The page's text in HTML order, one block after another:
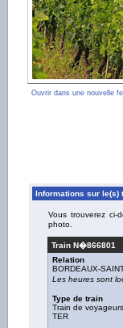
Ouvrir dans une nouvelle
Informations sur le(s)
Vous trouverez
photo.
Train N�866801
Relation
BORDEAUX-
Les heures sont
Type de train
Train de
TER